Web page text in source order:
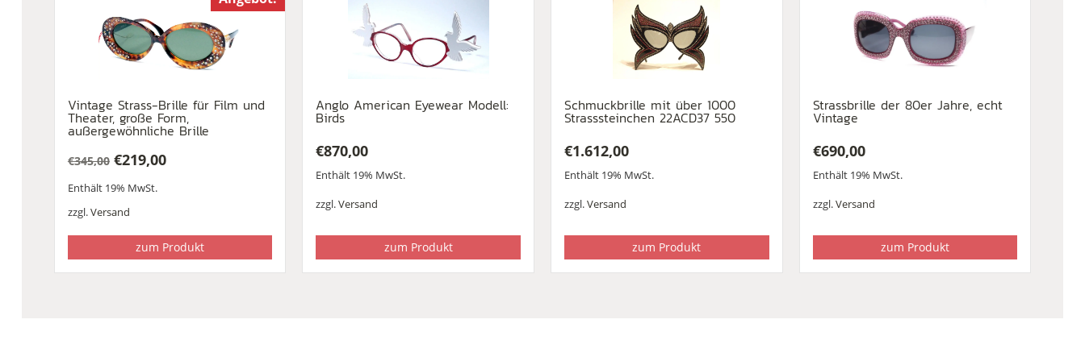
Vintage Strass-Brille für Film und
Theater, große Form,
außergewöhnliche Brille
€345,00
Preis
war:
€219,00
Preis
ist:
Enthält 19% MwSt.
zzgl.Versand
zum Produkt
Anglo American Eyewear Modell:
Birds
€870,00
Enthält 19% MwSt.
zzgl.Versand
zum Produkt
Schmuckbrille mit über 1000
Strasssteinchen 22ACD37 550
€1.612,00
Enthält 19% MwSt.
zzgl.Versand
zum Produkt
Strassbrille der 80er Jahre, echt
Vintage
€690,00
Enthält 19% MwSt.
zzgl.Versand
zum Produkt